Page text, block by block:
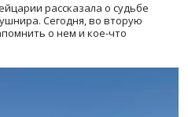
рассказала о судьбе
Сегодня, во вторую
о нем и кое-что